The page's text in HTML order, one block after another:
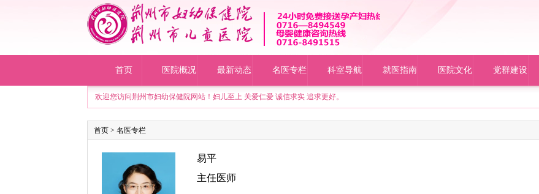
首页 医院概况 最新动态 名医专栏 科室导航 就医指南 医院文化 党群建设
欢迎您访问荆州市妇幼保健院网站！妇儿至上 关爱仁爱 诚信求实 追求更好。
首页 > 名医专栏
易平
主任医师